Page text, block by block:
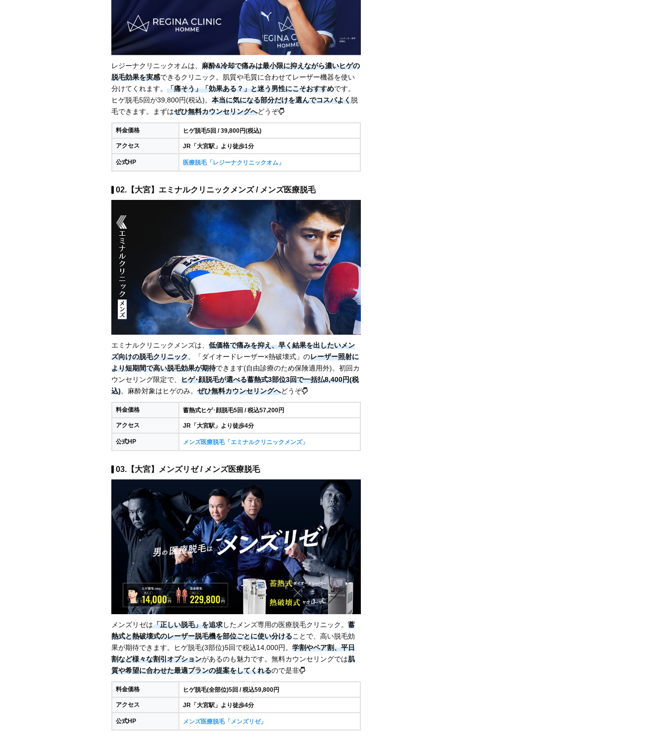
レジーナクリニックオムは、 麻酔&冷却で痛みは最小限に抑えながら濃いヒゲの
脱毛効果を実感できるクリニック。肌質や毛質に合わせてレーザー機器を使い
分けてくれます。 「痛そう」「効果ある？」と迷う男性にこそおすすめです。
ヒゲ脱毛5回が39,800円(税込)。 本当に気になる部分だけを選んでコスパよく脱
毛できます。まずはぜひ無料カウンセリングへどうぞ
料金価格 ヒゲ脱毛5回 / 39,800円(税込)
アクセス JR「大宮駅」より徒歩1分
公式HP 医療脱毛「レジーナクリニックオム」
02.【大宮】エミナルクリニックメンズ / メンズ医療脱毛
エミナルクリニックメンズは、 低価格で痛みを抑え、早く結果を出したいメン
ズ向けの脱毛クリニック。「ダイオードレーザー×熱破壊式」のレーザー照射に
より短期間で高い脱毛効果が期待できます(自由診療のため保険適用外)。初回カ
ウンセリング限定で、 ヒゲ･顔脱毛が選べる蓄熱式3部位3回で一括払8,400円(税
込)。麻酔対象はヒゲのみ。 ぜひ無料カウンセリングへどうぞ
料金価格 蓄熱式ヒゲ･顔脱毛5回 / 税込57,200円
アクセス JR「大宮駅」より徒歩4分
公式HP メンズ医療脱毛「エミナルクリニックメンズ」
03.【大宮】メンズリゼ / メンズ医療脱毛
メンズリゼは「正しい脱毛」を追求したメンズ専用の医療脱毛クリニック。 蓄
熱式と熱破壊式のレーザー脱毛機を部位ごとに使い分けることで、高い脱毛効
果が期待できます。ヒゲ脱毛(3部位)5回で税込14,000円。 学割やペア割、平日
割など様々な割引オプションがあるのも魅力です。無料カウンセリングでは肌
質や希望に合わせた最適プランの提案をしてくれるので是非
料金価格 ヒゲ脱毛(全部位)5回 / 税込59,800円
アクセス JR「大宮駅」より徒歩4分
公式HP メンズ医療脱毛「メンズリゼ」